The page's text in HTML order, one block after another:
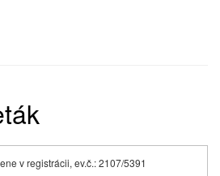
v registrácii, ev.č.: 2107/5391